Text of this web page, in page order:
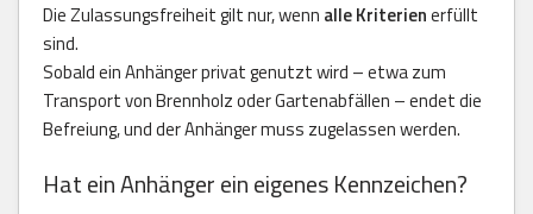
Die Zulassungsfreiheit gilt nur, wenn alle Kriterienerfüllt
sind.
Sobald ein Anhänger privat genutzt wird – etwa zum
Transport von Brennholz oder Gartenabfällen – endet die
Befreiung, und der Anhänger muss zugelassen werden.
Hat ein Anhänger ein eigenes Kennzeichen?